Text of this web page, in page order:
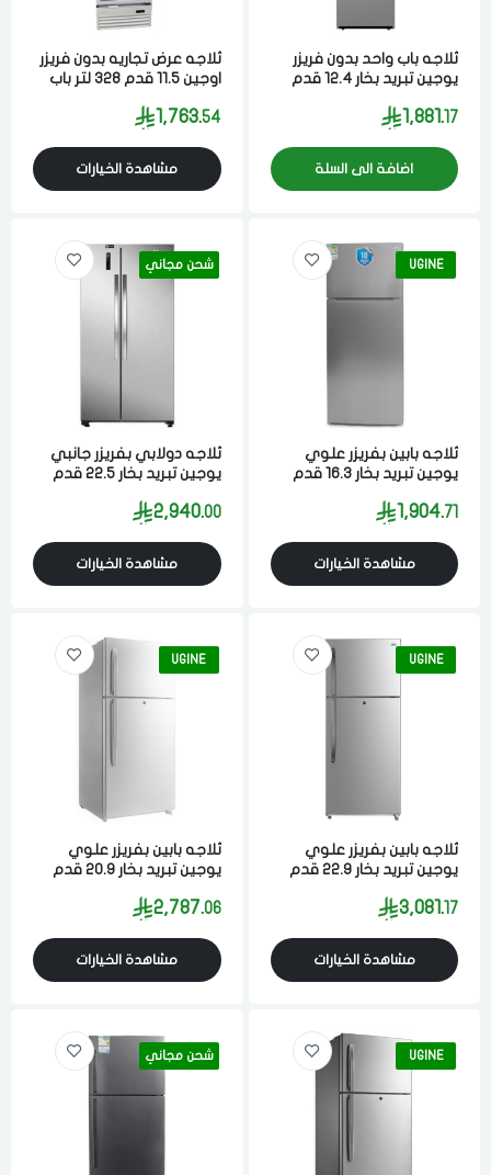
ثلاجه باب واحد بدون فريزر
يوجين تبريد بخار 12.4 قدم
1,881.17
اضافة الى السلة
ثلاجه عرض تجاريه بدون فريزر
اوجين 11.5 قدم 328 لتر باب
1,763.54
مشاهدة الخيارات
UGINE
ثلاجه بابين بفريزر علوي
يوجين تبريد بخار 16.3 قدم
1,904.71
مشاهدة الخيارات
شحن مجاني
ثلاجه دولابي بفريزر جانبي
يوجين تبريد بخار 22.5 قدم
2,940.00
مشاهدة الخيارات
UGINE
ثلاجه بابين بفريزر علوي
يوجين تبريد بخار 22.9 قدم
3,081.17
مشاهدة الخيارات
UGINE
ثلاجه بابين بفريزر علوي
يوجين تبريد بخار 20.9 قدم
2,787.06
مشاهدة الخيارات
UGINE شحن مجاني